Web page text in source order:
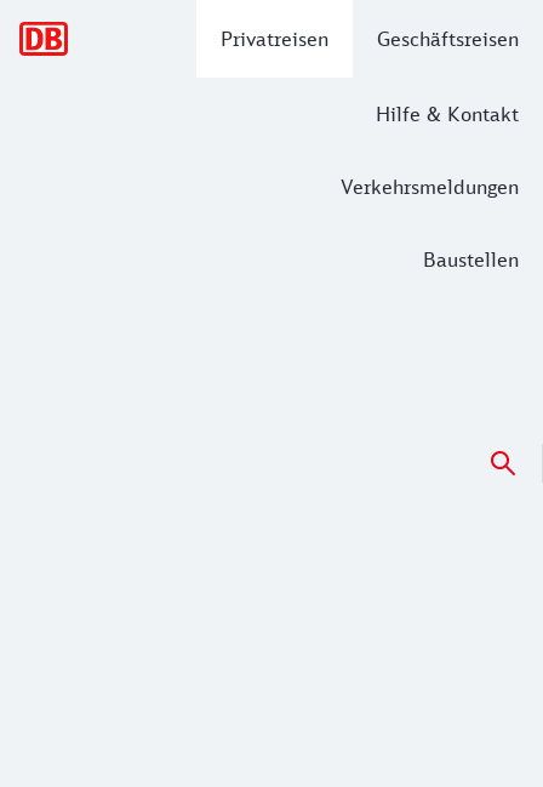
Privatreisen Geschäftsreisen
Hilfe & Kontakt
Verkehrsmeldungen
Baustellen